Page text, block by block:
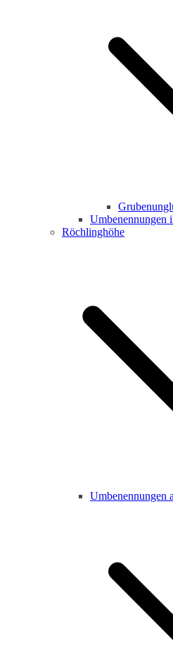
Umbenennungen
Röchlinghöhe
Umbenennungen